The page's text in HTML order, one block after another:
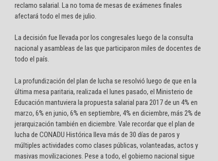
reclamo salarial. La no toma de mesas de exámenes finales
afectará todo el mes de julio.
La decisión fue llevada por los congresales luego de la consulta
nacional y asambleas de las que participaron miles de docentes de
todo el país.
La profundización del plan de lucha se resolvió luego de que en la
última mesa paritaria, realizada el lunes pasado, el Ministerio de
Educación mantuviera la propuesta salarial para 2017 de un 4% en
marzo, 6% en junio, 6% en septiembre, 4% en diciembre, más 2% de
jerarquización también en diciembre. Vale recordar que el plan de
lucha de CONADU Histórica lleva más de 30 días de paros y
múltiples actividades como clases públicas, volanteadas, actos y
masivas movilizaciones. Pese a todo, el gobierno nacional sigue